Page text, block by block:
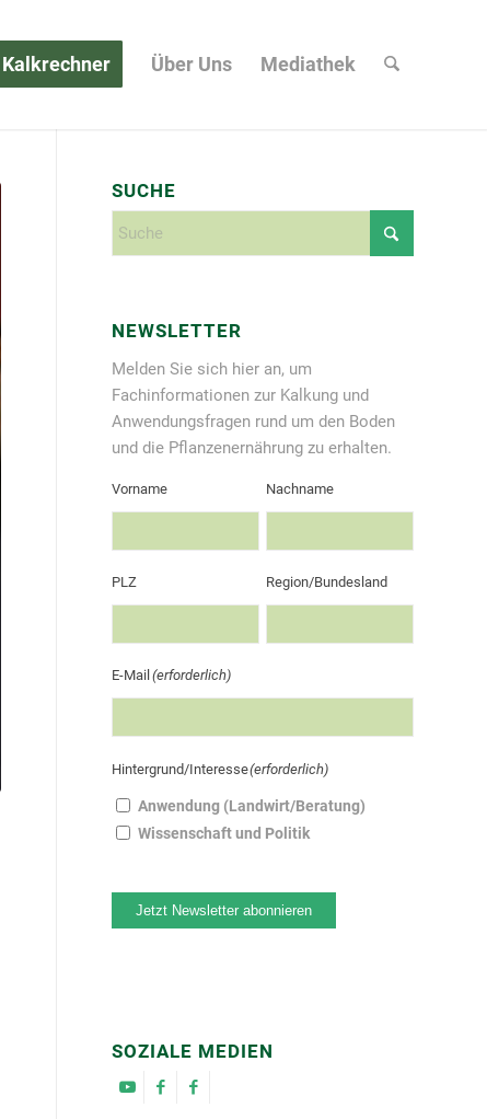
Kalkrechner Über Uns Mediathek
SUCHE
NEWSLETTER
Melden Sie sich hier an, um
Fachinformationen zur Kalkung und
Anwendungsfragen rund um den Boden
und die Pflanzenernährung zu erhalten.
Vorname Nachname
PLZ Region/Bundesland
E-Mail(erforderlich)
Hintergrund/Interesse(erforderlich)
Anwendung (Landwirt/Beratung)
Wissenschaft und Politik
Jetzt Newsletter abonnieren
SOZIALE MEDIEN